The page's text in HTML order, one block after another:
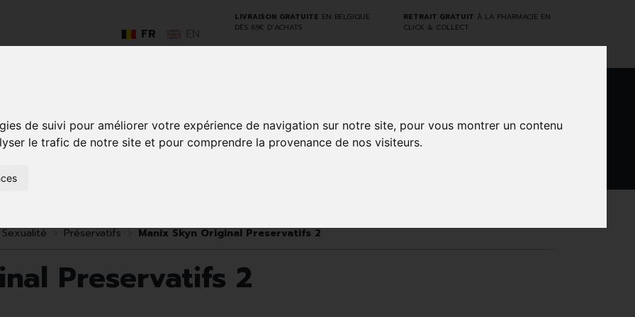
de suivi pour améliorer votre expérience de navigation sur notre site, pour vous montrer un contenu
le trafic de notre site et pour comprendre la provenance de nos visiteurs.
LIVRAISON GRATUITE EN BELGIQUE
DÈS 69€ D’ACHATS
RETRAIT GRATUIT À LA PHARMACIE EN
CLICK & COLLECT
FR
GO
Sexualité Préservatifs Manix Skyn Original Preservatifs 2
Preservatifs 2